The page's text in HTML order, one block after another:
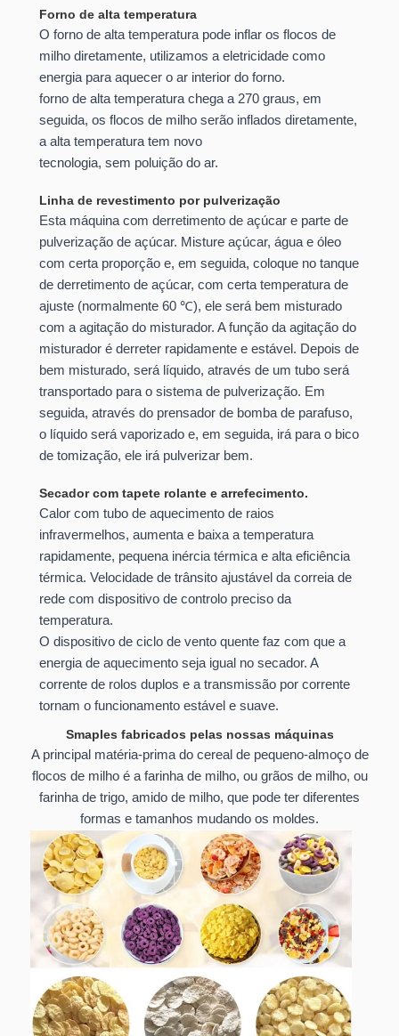
Forno de alta temperatura
O forno de alta temperatura pode inflar os flocos de
milho diretamente, utilizamos a eletricidade como
energia para aquecer o ar interior do forno.
forno de alta temperatura chega a 270 graus, em
seguida, os flocos de milho serão inflados diretamente,
a alta temperatura tem novo
tecnologia, sem poluição do ar.
Linha de revestimento por pulverização
Esta máquina com derretimento de açúcar e parte de
pulverização de açúcar. Misture açúcar, água e óleo
com certa proporção e, em seguida, coloque no tanque
de derretimento de açúcar, com certa temperatura de
ajuste (normalmente 60 ℃), ele será bem misturado
com a agitação do misturador. A função da agitação do
misturador é derreter rapidamente e estável. Depois de
bem misturado, será líquido, através de um tubo será
transportado para o sistema de pulverização. Em
seguida, através do prensador de bomba de parafuso,
o líquido será vaporizado e, em seguida, irá para o bico
de tomização, ele irá pulverizar bem.
Secador com tapete rolante e arrefecimento.
Calor com tubo de aquecimento de raios
infravermelhos, aumenta e baixa a temperatura
rapidamente, pequena inércia térmica e alta eficiência
térmica. Velocidade de trânsito ajustável da correia de
rede com dispositivo de controlo preciso da
temperatura.
O dispositivo de ciclo de vento quente faz com que a
energia de aquecimento seja igual no secador. A
corrente de rolos duplos e a transmissão por corrente
tornam o funcionamento estável e suave.
Smaples fabricados pelas nossas máquinas
A principal matéria-prima do cereal de pequeno-almoço de
flocos de milho é a farinha de milho, ou grãos de milho, ou
farinha de trigo, amido de milho, que pode ter diferentes
formas e tamanhos mudando os moldes.